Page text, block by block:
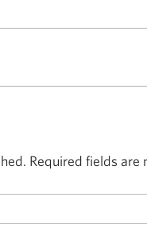
Required fields are